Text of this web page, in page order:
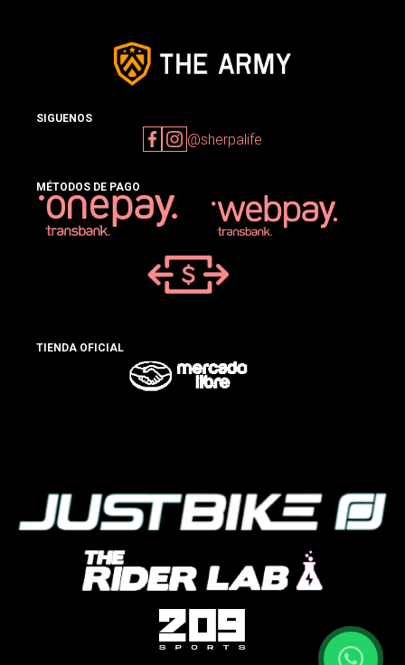
SIGUENOS
@sherpalife
MÉTODOS DE PAGO
TIENDA OFICIAL